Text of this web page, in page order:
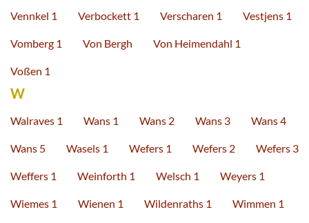
Vennkel 1 Verbockett 1 Verscharen 1 Vestjens 1
Vomberg 1 Von Bergh Von Heimendahl 1
Voßen 1
W
Walraves 1 Wans 1 Wans 2 Wans 3 Wans 4
Wans 5 Wasels 1 Wefers 1 Wefers 2 Wefers 3
Weffers 1 Weinforth 1 Welsch 1 Weyers 1
Wiemes 1 Wienen 1 Wildenraths 1 Wimmen 1